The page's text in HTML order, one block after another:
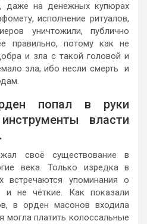
даже на денежных купюрах
исполнение ритуалов,
уничтожили, публично
правильно, потому как не
и зла с такой головой и
зла, ибо несли смерть и
попал в руки
власти
своё существование в
века. Только изредка в
встречаются упоминания о
не чёткие. Как показали
в орден масонов входила
могла платить колоссальные